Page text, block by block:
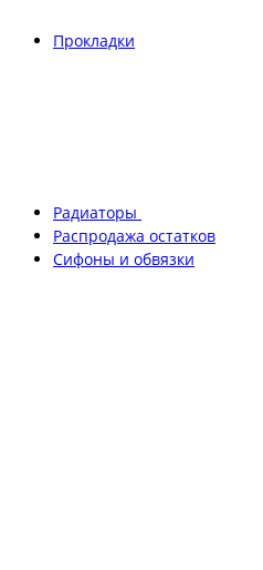
Прокладки
Радиаторы
Распродажа остатков
Сифоны и обвязки